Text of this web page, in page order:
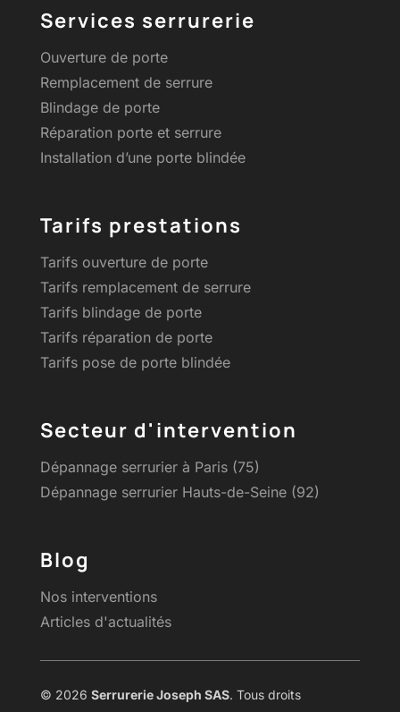
Services serrurerie
Ouverture de porte
Remplacement de serrure
Blindage de porte
Réparation porte et serrure
Installation d’une porte blindée
Tarifs prestations
Tarifs ouverture de porte
Tarifs remplacement de serrure
Tarifs blindage de porte
Tarifs réparation de porte
Tarifs pose de porte blindée
Secteur d'intervention
Dépannage serrurier à Paris (75)
Dépannage serrurier Hauts-de-Seine (92)
Blog
Nos interventions
Articles d'actualités
© 2026 Serrurerie Joseph SAS. Tous droits